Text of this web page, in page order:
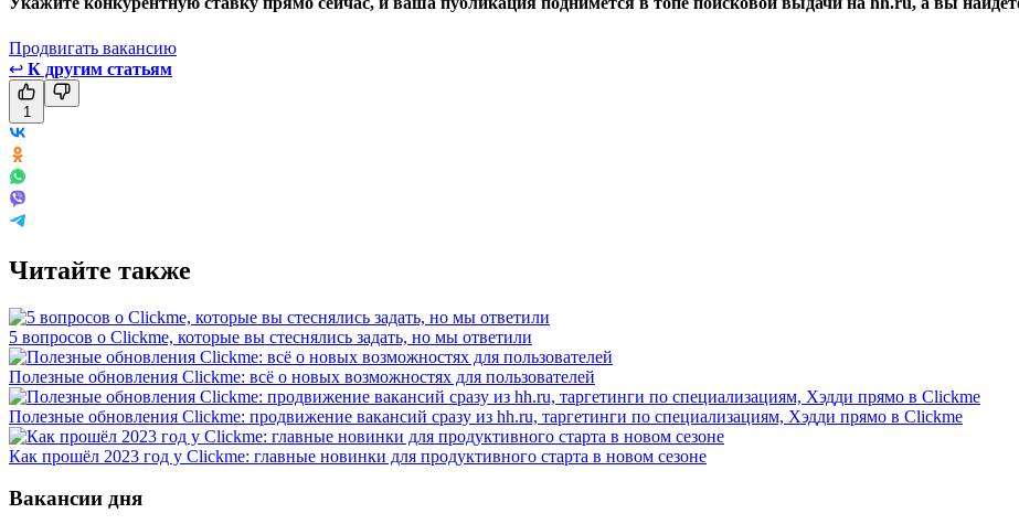
Продвигать вакансию
↩ К другим статьям
1
Читайте также
5 вопросов о Clickme, которые вы стеснялись задать, но мы ответили
Полезные обновления Clickme: всё о новых возможностях для пользователей
Полезные обновления Clickme: продвижение вакансий сразу из hh.ru, таргетинги по специализациям, Хэдди прямо в Clickme
Как прошёл 2023 год у Clickme: главные новинки для продуктивного старта в новом сезоне
Вакансии дня